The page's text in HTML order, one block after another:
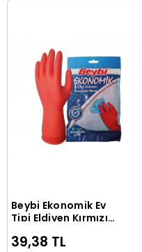
Sepete Ekle
Beybi Ekonomik Ev
Tipi Eldiven Kırmızı
39,38 TL